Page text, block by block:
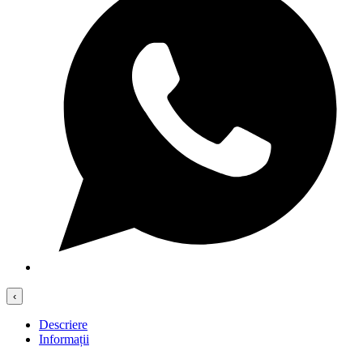
‹
Descriere
Informații